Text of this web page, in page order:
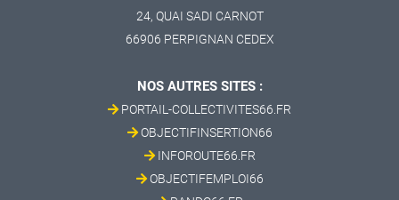
24, QUAI SADI CARNOT
66906 PERPIGNAN CEDEX
NOS AUTRES SITES :
PORTAIL-COLLECTIVITES66.FR
OBJECTIFINSERTION66
INFOROUTE66.FR
OBJECTIFEMPLOI66